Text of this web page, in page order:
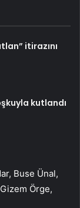
itirazını
kutlandı
Buse Ünal,
Örge,